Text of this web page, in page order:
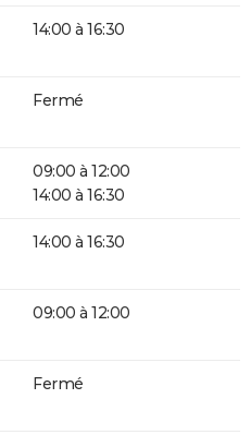
14:00 à 16:30
Fermé
09:00 à 12:00
14:00 à 16:30
14:00 à 16:30
09:00 à 12:00
Fermé